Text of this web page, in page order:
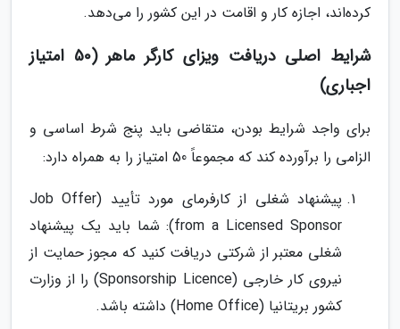
کرده‌اند، اجازه کار و اقامت در این کشور را می‌دهد.
شرایط اصلی دریافت ویزای کارگر ماهر (50 امتیاز
اجباری)
برای واجد شرایط بودن، متقاضی باید پنج شرط اساسی و
الزامی را برآورده کند که مجموعاً 50 امتیاز را به همراه دارد:
پیشنهاد شغلی از کارفرمای مورد تأیید (Job Offer
from a Licensed Sponsor): شما باید یک پیشنهاد
شغلی معتبر از شرکتی دریافت کنید که مجوز حمایت از
نیروی کار خارجی (Sponsorship Licence) را از وزارت
کشور بریتانیا (Home Office) داشته باشد.